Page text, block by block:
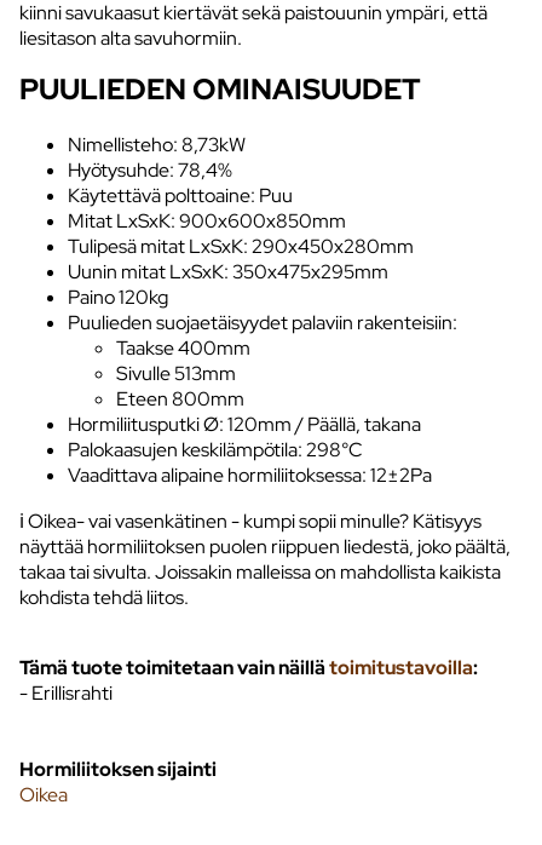
kiinni savukaasut kiertävät sekä paistouunin ympäri, että
liesitason alta savuhormiin.
PUULIEDEN OMINAISUUDET
Nimellisteho: 8,73kW
Hyötysuhde: 78,4%
Käytettävä polttoaine: Puu
Mitat LxSxK: 900x600x850mm
Tulipesä mitat LxSxK: 290x450x280mm
Uunin mitat LxSxK: 350x475x295mm
Paino 120kg
Puulieden suojaetäisyydet palaviin rakenteisiin:
Taakse 400mm
Sivulle 513mm
Eteen 800mm
Hormiliitusputki Ø: 120mm / Päällä, takana
Palokaasujen keskilämpötila: 298°C
Vaadittava alipaine hormiliitoksessa: 12±2Pa
ℹ️ Oikea- vai vasenkätinen - kumpi sopii minulle? Kätisyys
näyttää hormiliitoksen puolen riippuen liedestä, joko päältä,
takaa tai sivulta. Joissakin malleissa on mahdollista kaikista
kohdista tehdä liitos.
Tämä tuote toimitetaan vain näillätoimitustavoilla:
- Erillisrahti
Hormiliitoksen sijainti
Oikea